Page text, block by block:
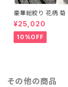
豪華総絞り 花柄 菊
着 鹿の子絞り ラメ
グレー 1435
¥25,020
10%OFF
その他の商品